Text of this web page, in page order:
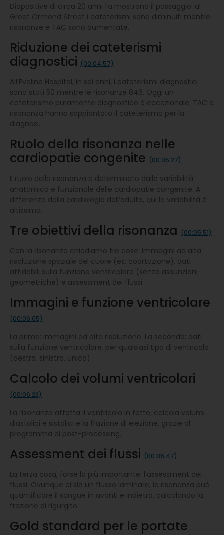
Diapositive di circa 20 anni fa mostrano il passaggio: al
Great Ormond Street i cateterismi sono diminuiti mentre
risonanze e TAC sono aumentate.
Riduzione dei cateterismi
diagnostici (00:04:57)
All’Evelina Hospital, in sei anni, i cateterismi diagnostici
sono stati 50 mentre le risonanze 846. Oggi un
cateterismo puramente diagnostico è eccezionale; TAC e
risonanza hanno soppiantato il cateterismo per la
diagnosi.
Ruolo della risonanza nelle
cardiopatie congenite (00:05:27)
Il ruolo della risonanza è determinato dalla variabilità
anatomica e funzionale delle cardiopatie congenite. A
differenza della cardiologia dell’adulto, qui la variabilità è
altissima.
Tre obiettivi della risonanza (00:05:51)
Con la risonanza chiediamo tre cose: immagini ad alta
risoluzione spaziale del cuore (es. coartazione), dati
affidabili sulla funzione ventricolare (senza assunzioni
geometriche) e assessment dei flussi.
Immagini e funzione ventricolare
(00:06:05)
La prima: immagini ad alta risoluzione. La seconda: dati
sulla funzione ventricolare, per qualsiasi tipo di ventricolo
(destro, sinistro, unico).
Calcolo dei volumi ventricolari
(00:06:23)
La risonanza affetta il ventricolo in fette, calcola volumi
diastolici e sistolici e la frazione di eiezione, grazie al
programma di post-processing.
Assessment dei flussi (00:06:47)
La terza cosa, forse la più importante: l’assessment dei
flussi. Ovunque ci sia un flusso laminare, la risonanza può
quantificare il sangue in avanti e indietro, calcolando la
frazione di rigurgito.
Gold standard per le portate